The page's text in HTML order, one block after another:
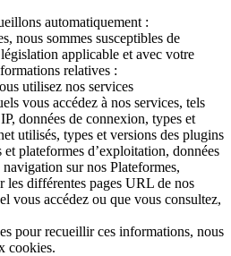
automatiquement :
nous sommes susceptibles de
applicable et avec votre
relatives :
utilisez nos services
vous accédez à nos services, tels
données de connexion, types et
utilisés, types et versions des plugins
plateformes d’exploitation, données
sur nos Plateformes,
les différentes pages URL de nos
vous accédez ou que vous consultez,
pour recueillir ces informations, nous
cookies.